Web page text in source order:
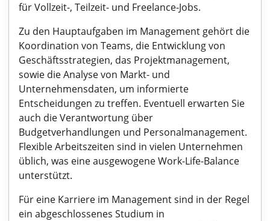
für Vollzeit-, Teilzeit- und Freelance-Jobs.
Zu den Hauptaufgaben im Management gehört die
Koordination von Teams, die Entwicklung von
Geschäftsstrategien, das Projektmanagement,
sowie die Analyse von Markt- und
Unternehmensdaten, um informierte
Entscheidungen zu treffen. Eventuell erwarten Sie
auch die Verantwortung über
Budgetverhandlungen und Personalmanagement.
Flexible Arbeitszeiten sind in vielen Unternehmen
üblich, was eine ausgewogene Work-Life-Balance
unterstützt.
Für eine Karriere im Management sind in der Regel
ein abgeschlossenes Studium in